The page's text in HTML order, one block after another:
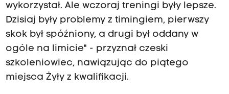
wykorzystał. Ale wczoraj treningi były lepsze.
Dzisiaj były problemy z timingiem, pierwszy
skok był spóźniony, a drugi był oddany w
ogóle na limicie" - przyznał czeski
szkoleniowiec, nawiązując do piątego
miejsca Żyły z kwalifikacji.